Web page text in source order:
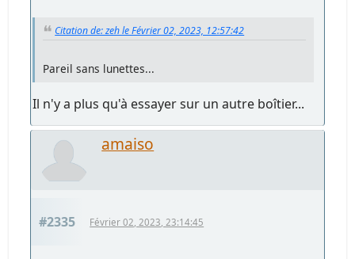
Citation de: zeh le Février 02, 2023, 12:57:42
Pareil sans lunettes...
Il n'y a plus qu'à essayer sur un autre boîtier...
amaiso
#2335 Février 02, 2023, 23:14:45